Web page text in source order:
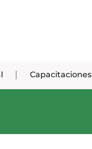
Capacitaciones